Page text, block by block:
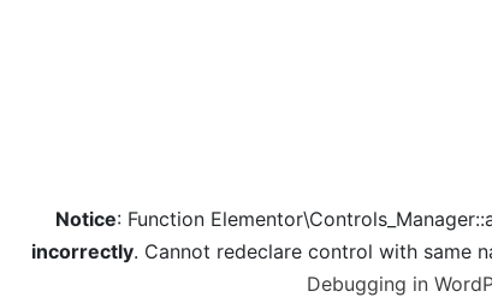
Notice: Function
incorrectly. Cannot redeclare control with same
Debugging in